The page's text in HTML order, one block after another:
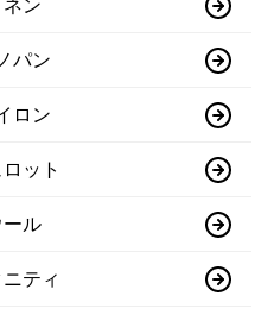
ネン
パン
ロン
ット
ール
ティ